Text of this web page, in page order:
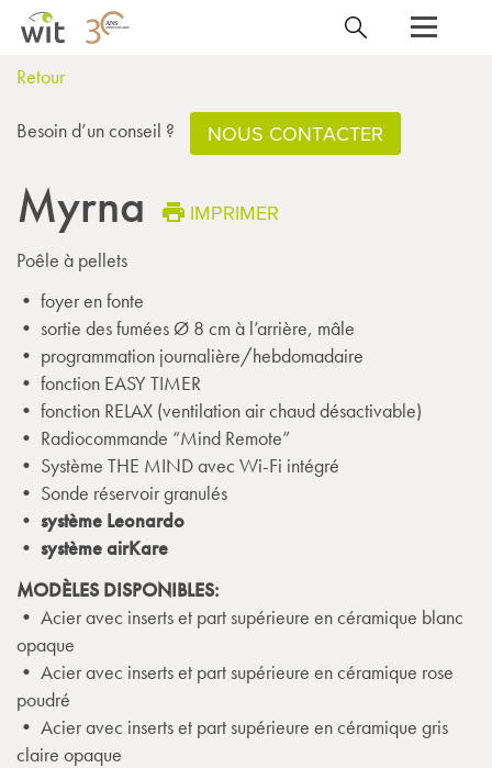
Retour
Besoin d’un conseil ? NOUS CONTACTER
Myrna IMPRIMER
Poêle à pellets
• foyer en fonte
• sortie des fumées Ø 8 cm à l’arrière, mâle
• programmation journalière/hebdomadaire
• fonction EASY TIMER
• fonction RELAX (ventilation air chaud désactivable)
• Radiocommande “Mind Remote”
• Système THE MIND avec Wi-Fi intégré
• Sonde réservoir granulés
• système Leonardo
• système airKare
MODÈLES DISPONIBLES:
• Acier avec inserts et part supérieure en céramique blanc
opaque
• Acier avec inserts et part supérieure en céramique rose
poudré
• Acier avec inserts et part supérieure en céramique gris
claire opaque